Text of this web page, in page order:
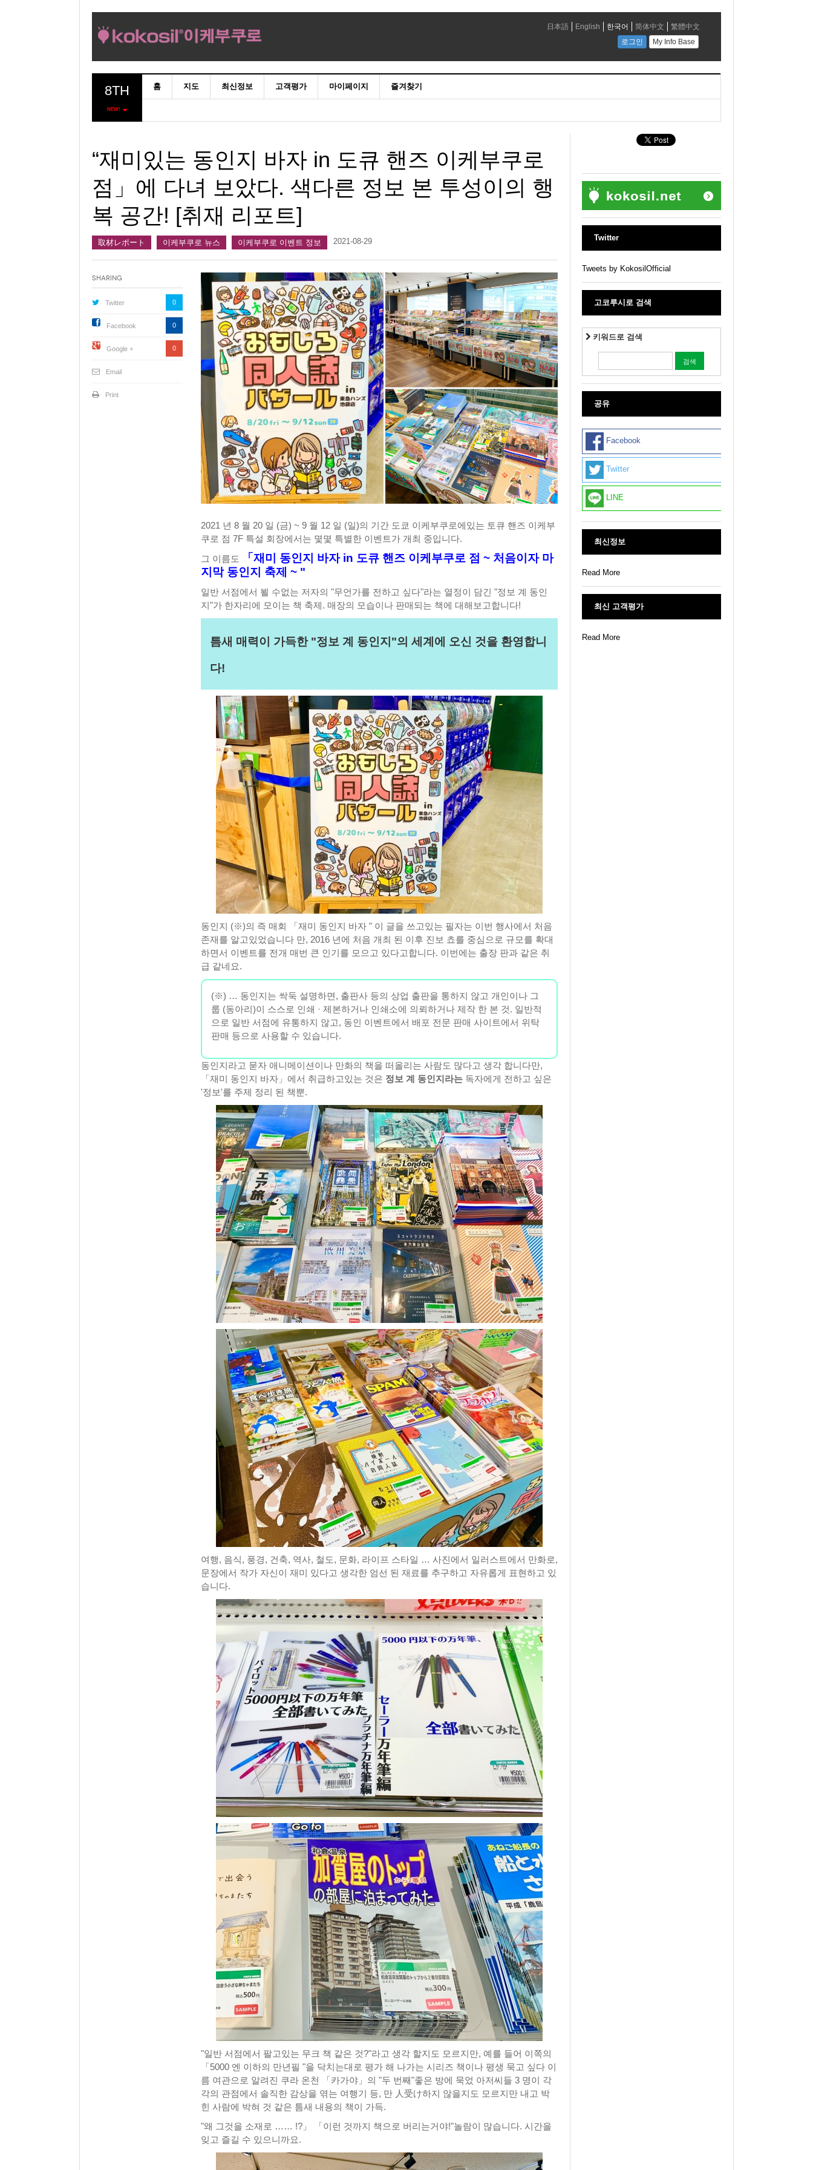
8TH
NEW!
홈 지도 최신정보 고객평가 마이페이지 즐겨찾기
“재미있는 동인지 바자 in 도큐 핸즈 이케부쿠로
점」에 다녀 보았다. 색다른 정보 본 투성이의 행
복 공간! [취재 리포트]
取材レポート 이케부쿠로 뉴스 이케부쿠로 이벤트 정보 2021-08-29
2021 년 8 월 20 일 (금) ~ 9 월 12 일 (일)의 기간 도쿄 이케부쿠로에있는 토큐 핸즈 이케부
쿠로 점 7F 특설 회장에서는 몇몇 특별한 이벤트가 개최 중입니다.
그 이름도
「재미 동인지 바자 in 도큐 핸즈 이케부쿠로 점 ~ 처음이자 마
지막 동인지 축제 ~ "
일반 서점에서 뵐 수없는 저자의 "무언가를 전하고 싶다"라는 열정이 담긴 "정보 계 동인
지"가 한자리에 모이는 책 축제. 매장의 모습이나 판매되는 책에 대해보고합니다!
틈새 매력이 가득한 "정보 계 동인지"의 세계에 오신 것을 환영합니
다!
동인지 (※)의 즉 매회 「재미 동인지 바자 " 이 글을 쓰고있는 필자는 이번 행사에서 처음
존재를 알고있었습니다 만, 2016 년에 처음 개최 된 이후 진보 쵸를 중심으로 규모를 확대
하면서 이벤트를 전개 매번 큰 인기를 모으고 있다고합니다. 이번에는 출장 판과 같은 취
급 같네요.
(※) … 동인지는 싹둑 설명하면, 출판사 등의 상업 출판을 통하지 않고 개인이나 그
룹 (동아리)이 스스로 인쇄 · 제본하거나 인쇄소에 의뢰하거나 제작 한 본 것. 일반적
으로 일반 서점에 유통하지 않고, 동인 이벤트에서 배포 전문 판매 사이트에서 위탁
판매 등으로 사용할 수 있습니다.
동인지라고 묻자 애니메이션이나 만화의 책을 떠올리는 사람도 많다고 생각 합니다만,
「재미 동인지 바자」에서 취급하고있는 것은 정보 계 동인지라는 독자에게 전하고 싶은
'정보'를 주제 정리 된 책뿐.
여행, 음식, 풍경, 건축, 역사, 철도, 문화, 라이프 스타일 … 사진에서 일러스트에서 만화로,
문장에서 작가 자신이 재미 있다고 생각한 엄선 된 재료를 추구하고 자유롭게 표현하고 있
습니다.
"일반 서점에서 팔고있는 무크 책 같은 것?"라고 생각 할지도 모르지만, 예를 들어 이쪽의
「5000 엔 이하의 만년필 "을 닥치는대로 평가 해 나가는 시리즈 책이나 평생 묵고 싶다 이
름 여관으로 알려진 쿠라 온천 「카가야」의 "두 번째"좋은 방에 묵었 아저씨들 3 명이 각
각의 관점에서 솔직한 감상을 엮는 여행기 등, 만 人受け하지 않을지도 모르지만 내고 박
힌 사람에 박혀 것 같은 틈새 내용의 책이 가득.
"왜 그것을 소재로 …… !?」 「이런 것까지 책으로 버리는거야!"놀람이 많습니다. 시간을
잊고 즐길 수 있으니까요.
Sharing
Twitter 0
Facebook 0
Google + 0
Email
Print
Twitter
Tweets by KokosilOfficial
고코루시로 검색
키워드로 검색
공유
Facebook
Twitter
LINE
최신정보
Read More
최신 고객평가
Read More